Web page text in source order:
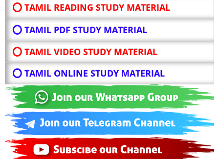
⭕ TAMIL READING STUDY MATERIAL
⭕ TAMIL PDF STUDY MATERIAL
⭕ TAMIL VIDEO STUDY MATERIAL
⭕ TAMIL ONLINE STUDY MATERIAL